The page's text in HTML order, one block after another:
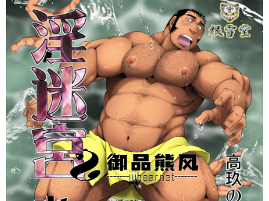
[未汉化][全彩]淫迷宮-水編-
当前隐藏内容需要支付100熊币 已有57人支付 登录
立刻注册 0 收藏